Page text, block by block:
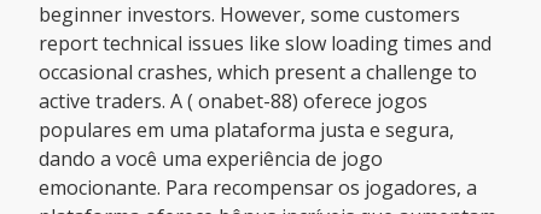
beginner investors. However, some customers
report technical issues like slow loading times and
occasional crashes, which present a challenge to
active traders. A ( onabet-88) oferece jogos
populares em uma plataforma justa e segura,
dando a você uma experiência de jogo
emocionante. Para recompensar os jogadores, a